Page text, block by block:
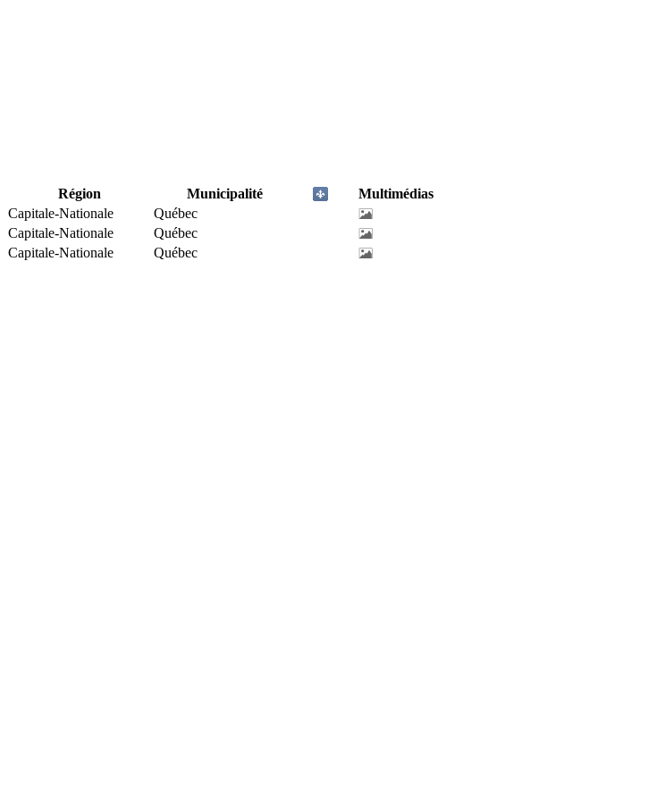
Région Municipalité
Multimédias
Capitale-Nationale
Québec
Capitale-Nationale
Québec
Capitale-Nationale Québec